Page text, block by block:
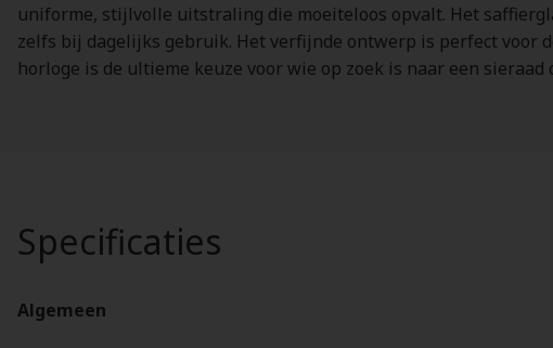
uniforme, stijlvolle uitstraling die moeiteloos opvalt. Het
zelfs bij dagelijks gebruik. Het verfijnde ontwerp is perfect voor
horloge is de ultieme keuze voor wie op zoek is naar een
Specificaties
Algemeen